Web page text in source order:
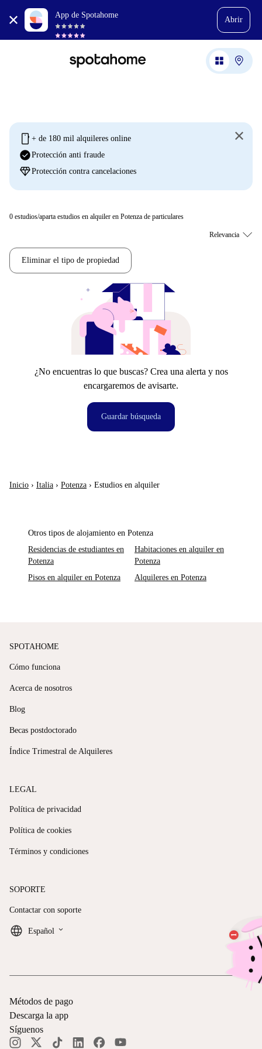
App de Spotahome
Abrir
mobile + de 180 mil alquileres online
check_circleProtección anti fraude
diamondProtección contra cancelaciones
0 estudios/aparta estudios en alquiler en Potenza de particulares
Eliminar el tipo de propiedad
¿No encuentras lo que buscas? Crea una alerta y nos
encargaremos de avisarte.
Guardar búsqueda
Inicio › Italia › Potenza › Estudios en alquiler
Otros tipos de alojamiento en Potenza
Residencias de estudiantes en
Potenza
Habitaciones en alquiler en
Potenza
Pisos en alquiler en Potenza
Alquileres en Potenza
SPOTAHOME
Cómo funciona
Acerca de nosotros
Blog
Becas postdoctorado
Índice Trimestral de Alquileres
LEGAL
Política de privacidad
Política de cookies
Términos y condiciones
SOPORTE
Contactar con soporte
Español keyboard_arrow_down
Métodos de pago
Descarga la app
Síguenos